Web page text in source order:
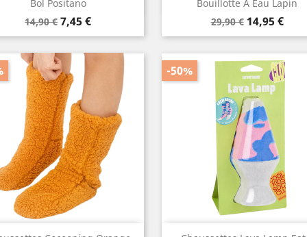
Bol Positano
Prix
de
14,90 € Prix
7,45 €
Bouillotte À Eau Lapin
Prix
de
29,90 € Prix
14,95 €

-50%